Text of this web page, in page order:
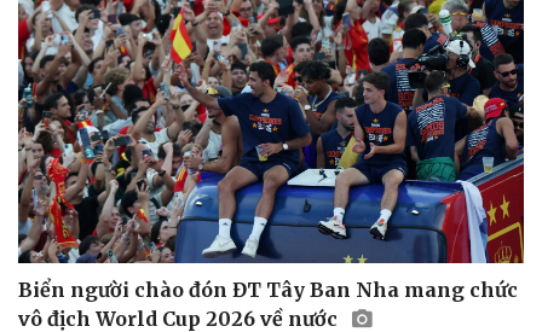
Biển người chào đón ĐT Tây Ban Nha mang chức
vô địch World Cup 2026 về nước